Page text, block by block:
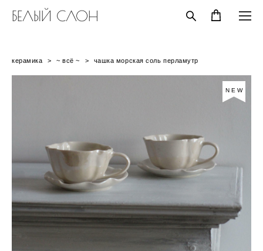
БЕЛЫЙ СЛОН
керамика > ~ всё ~ > чашка морская соль перламутр
NEW